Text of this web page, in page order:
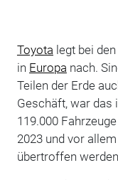
Toyota legt bei
in Europa nach.
Teilen der Erde
Geschäft, war das
119.000
2023 und vor
übertroffen